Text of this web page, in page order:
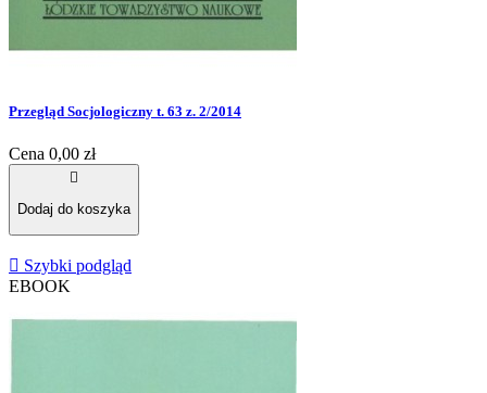
Przegląd Socjologiczny t. 63 z. 2/2014
Cena 0,00 zł

Dodaj do koszyka
 Szybki podgląd
EBOOK